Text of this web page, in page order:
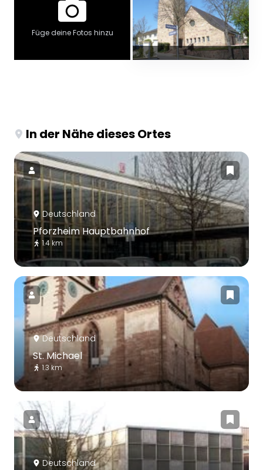
Füge deine Fotos hinzu
In der Nähe dieses Ortes
Deutschland
Pforzheim Hauptbahnhof
1.4 km
Deutschland
St. Michael
1.3 km
Deutschland